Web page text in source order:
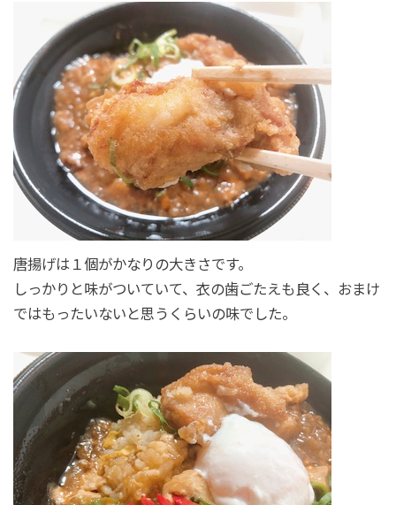
唐揚げは１個がかなりの大きさです。
しっかりと味がついていて、衣の歯ごたえも良く、おまけ
ではもったいないと思うくらいの味でした。